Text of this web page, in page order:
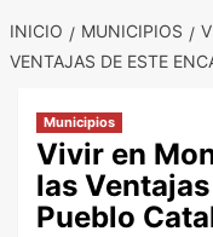
INICIO MUNICIPIOS
VENTAJAS DE ESTE
Municipios
Vivir en
las
Pueblo